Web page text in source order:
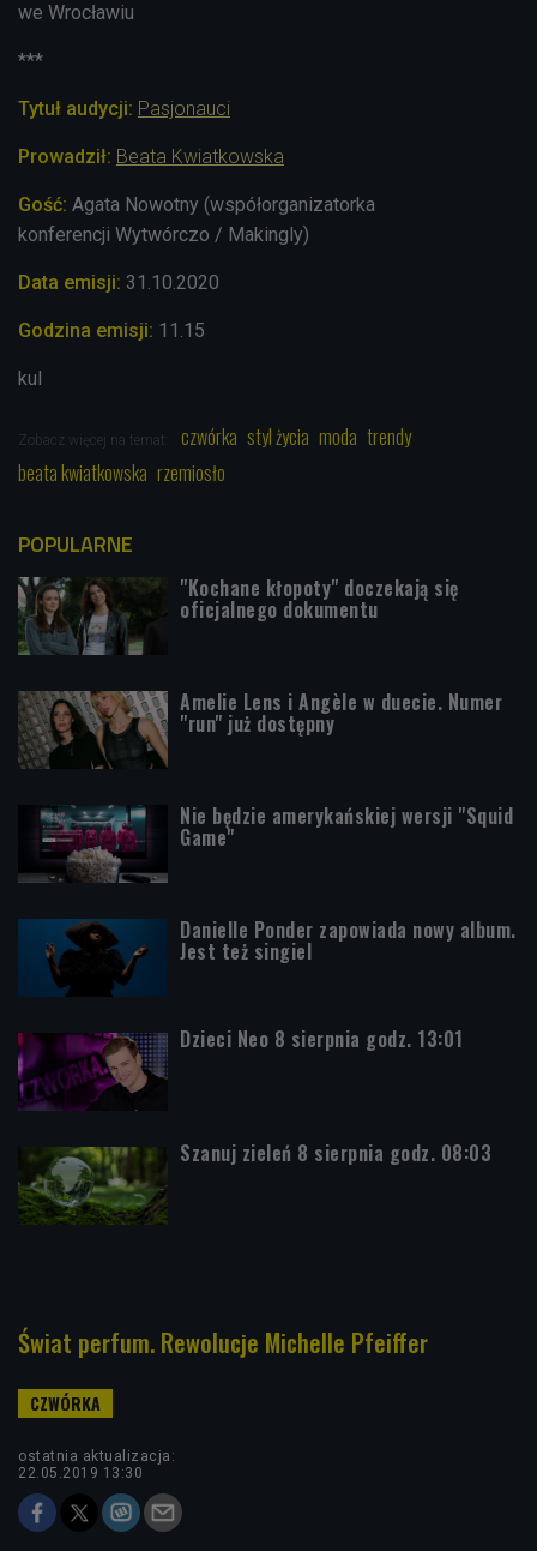
we Wrocławiu
***
Tytuł audycji: Pasjonauci
Prowadził: Beata Kwiatkowska
Gość: Agata Nowotny (współorganizatorka
konferencji Wytwórczo / Makingly)
Data emisji: 31.10 .2020
Godzina emisji: 11.15
kul
Zobacz więcej na temat: czwórka styl życia moda trendy
beata kwiatkowska rzemiosło
POPULARNE
"Kochane kłopoty" doczekają się
oficjalnego dokumentu
Amelie Lens i Angèle w duecie. Numer
"run" już dostępny
Nie będzie amerykańskiej wersji "Squid
Game"
Danielle Ponder zapowiada nowy album.
Jest też singiel
Dzieci Neo 8 sierpnia godz. 13:01
Szanuj zieleń 8 sierpnia godz. 08:03
Świat perfum. Rewolucje Michelle Pfeiffer
ostatnia aktualizacja:
22.05.2019 13:30